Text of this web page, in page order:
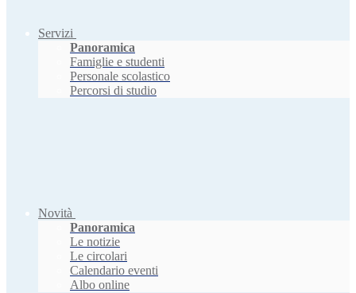
Servizi
Panoramica
Famiglie e studenti
Personale scolastico
Percorsi di studio
Novità
Panoramica
Le notizie
Le circolari
Calendario eventi
Albo online